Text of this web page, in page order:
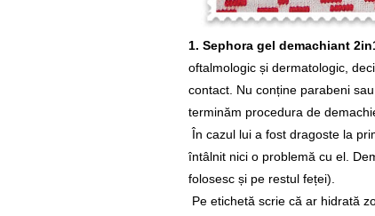
1. Sephora gel demachiant
oftalmologic și dermatologic,
contact. Nu conține parabeni
terminăm procedura de
În cazul lui a fost dragoste la
întâlnit nici o problemă cu el.
folosesc și pe restul feței).
Pe etichetă scrie că ar hidrată